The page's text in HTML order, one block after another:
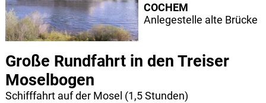
Große Rundfahrt in den Treiser
Moselbogen
Schifffahrt auf der Mosel (1,5 Stunden)
COCHEM
Anlegestelle alte Brücke